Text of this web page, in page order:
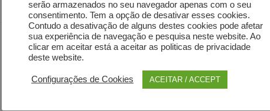
serão armazenados no seu navegador apenas com o seu
consentimento. Tem a opção de desativar esses cookies.
Contudo a desativação de alguns destes cookies pode afetar
sua experiência de navegação e pesquisa neste website. Ao
clicar em aceitar está a aceitar as politicas de privacidade
deste website.
Configurações de Cookies ACEITAR / ACCEPT